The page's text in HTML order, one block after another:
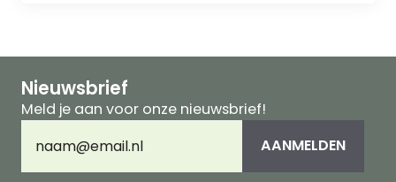
Nieuwsbrief
Meld je aan voor onze nieuwsbrief!
mailadres(Vereist) AANMELDEN